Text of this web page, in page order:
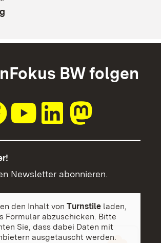
BW folgen
Newsletter abonnieren.
den Inhalt von Turnstileladen,
Formular abzuschicken. Bitte
Sie, dass dabei Daten mit
ausgetauscht werden.